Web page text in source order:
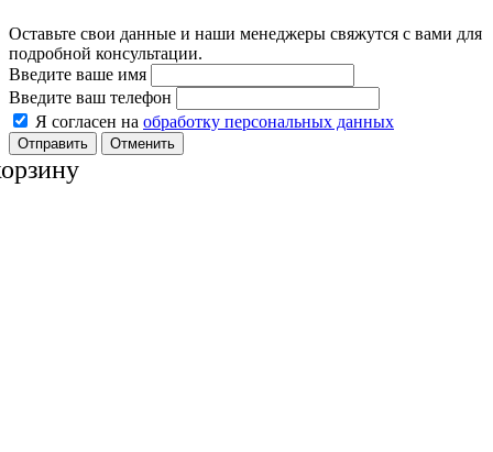
Оставьте свои данные и наши менеджеры свяжутся с вами для
подробной консультации.
Введите ваше имя
Введите ваш телефон
Я согласен на обработку персональных данных
Отменить